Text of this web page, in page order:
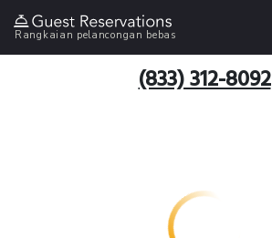
Rangkaian pelancongan bebas
(833) 312-8092